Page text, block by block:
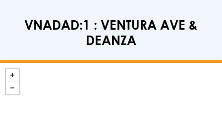
VNADAD:1 : VENTURA AVE &
DEANZA